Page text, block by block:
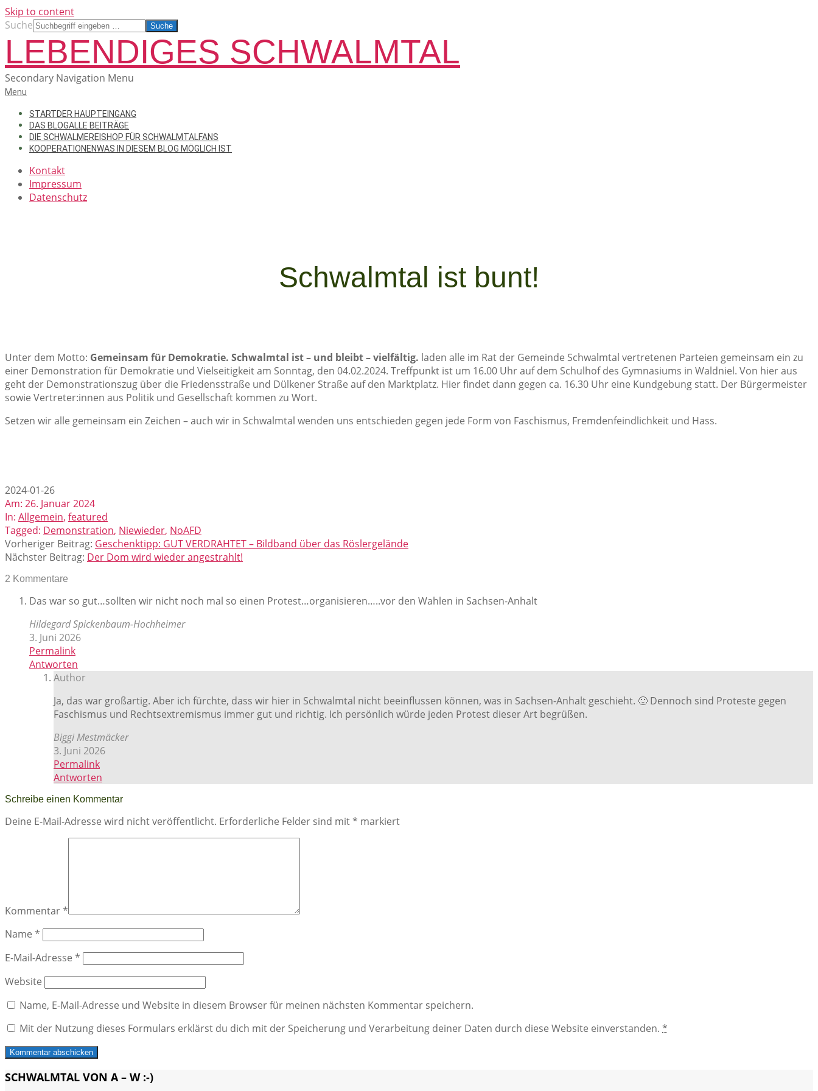
Skip to content
Suche
LEBENDIGES SCHWALMTAL
Secondary Navigation Menu
Menu
STARTDER HAUPTEINGANG
DAS BLOGALLE BEITRÄGE
DIE SCHWALMEREI SHOP FÜR SCHWALMTALFANS
KOOPERATIONENWAS IN DIESEM BLOG MÖGLICH IST
Kontakt
Impressum
Datenschutz
Schwalmtal ist bunt!
Unter dem Motto: Gemeinsam für Demokratie. Schwalmtal ist – und bleibt – vielfältig. laden alle im Rat der Gemeinde Schwalmtal vertretenen Parteien gemeinsam ein zu
einer Demonstration für Demokratie und Vielseitigkeit am Sonntag, den 04.02.2024. Treffpunkt ist um 16.00 Uhr auf dem Schulhof des Gymnasiums in Waldniel. Von hier aus
geht der Demonstrationszug über die Friedensstraße und Dülkener Straße auf den Marktplatz. Hier findet dann gegen ca. 16.30 Uhr eine Kundgebung statt. Der Bürgermeister
sowie Vertreter:innen aus Politik und Gesellschaft kommen zu Wort.
Setzen wir alle gemeinsam ein Zeichen – auch wir in Schwalmtal wenden uns entschieden gegen jede Form von Faschismus, Fremdenfeindlichkeit und Hass.
2024-01-26
Am: 26. Januar 2024
In: Allgemein, featured
Tagged: Demonstration, Niewieder, NoAFD
Vorheriger Beitrag: Geschenktipp: GUT VERDRAHTET – Bildband über das Röslergelände
Nächster Beitrag: Der Dom wird wieder angestrahlt!
2 Kommentare
Das war so gut…sollten wir nicht noch mal so einen Protest…organisieren…..vor den Wahlen in Sachsen-Anhalt
Hildegard Spickenbaum-Hochheimer
3. Juni 2026
Permalink
Antworten
Author
Ja, das war großartig. Aber ich fürchte, dass wir hier in Schwalmtal nicht beeinflussen können, was in Sachsen-Anhalt geschieht. 🙁 Dennoch sind Proteste gegen
Faschismus und Rechtsextremismus immer gut und richtig. Ich persönlich würde jeden Protest dieser Art begrüßen.
Biggi Mestmäcker
3. Juni 2026
Permalink
Antworten
Schreibe einen Kommentar
Deine E-Mail-Adresse wird nicht veröffentlicht. Erforderliche Felder sind mit* markiert
Kommentar*
Name *
E-Mail-Adresse *
Website
Name, E-Mail-Adresse und Website in diesem Browser für meinen nächsten Kommentar speichern.
Mit der Nutzung dieses Formulars erklärst du dich mit der Speicherung und Verarbeitung deiner Daten durch diese Website einverstanden. *
SCHWALMTAL VON A – W :-)